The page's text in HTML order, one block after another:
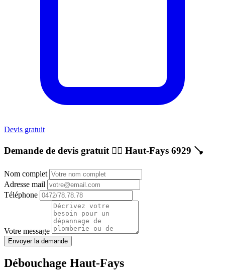
Devis gratuit
Demande de devis gratuit 👷‍♂️ Haut-Fays 6929 🪠
Nom complet
Adresse mail
Téléphone
Votre message
Envoyer la demande
Débouchage Haut-Fays